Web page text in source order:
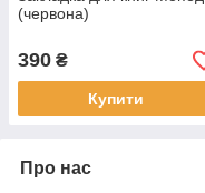
(червона)
390 ₴
Купити
Про нас